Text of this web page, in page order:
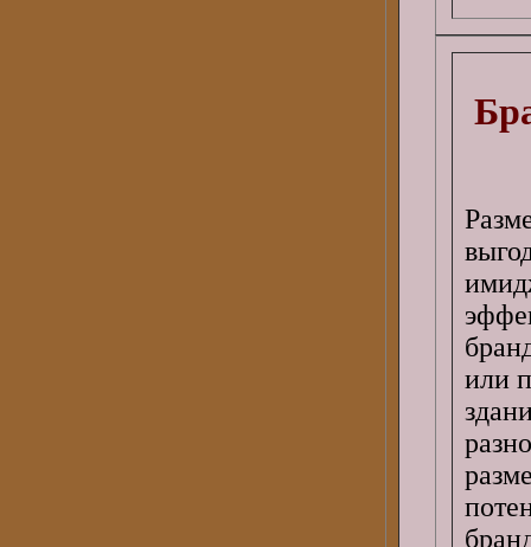
или